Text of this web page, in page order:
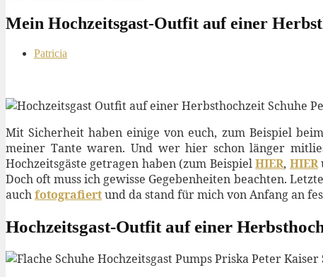
Mein Hochzeitsgast-Outfit auf einer
Patricia
Mit Sicherheit haben einige von euch, zum Beispiel
meiner Tante waren. Und wer hier schon länger
Hochzeitsgäste getragen haben (zum BeispielHIER, HIER
Doch oft muss ich gewisse Gegebenheiten beachten.
auchfotografiertund da stand für mich von Anfang an
Hochzeitsgast-Outfit auf einer